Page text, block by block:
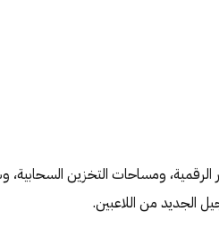
الرقمية، ومساحات التخزين
الجديد من اللاعبين.